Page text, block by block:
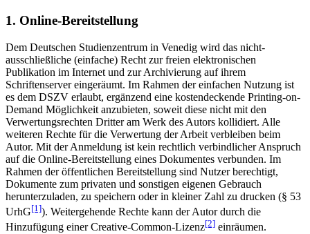
1. Online-Bereitstellung
Dem Deutschen Studienzentrum in Venedig wird das nicht-
ausschließliche (einfache) Recht zur freien elektronischen
Publikation im Internet und zur Archivierung auf ihrem
Schriftenserver eingeräumt. Im Rahmen der einfachen Nutzung ist
es dem DSZV erlaubt, ergänzend eine kostendeckende Printing-on-
Demand Möglichkeit anzubieten, soweit diese nicht mit den
Verwertungsrechten Dritter am Werk des Autors kollidiert. Alle
weiteren Rechte für die Verwertung der Arbeit verbleiben beim
Autor. Mit der Anmeldung ist kein rechtlich verbindlicher Anspruch
auf die Online-Bereitstellung eines Dokumentes verbunden. Im
Rahmen der öffentlichen Bereitstellung sind Nutzer berechtigt,
Dokumente zum privaten und sonstigen eigenen Gebrauch
herunterzuladen, zu speichern oder in kleiner Zahl zu drucken (§ 53
UrhG[1]). Weitergehende Rechte kann der Autor durch die
Hinzufügung einer Creative-Common-Lizenz[2] einräumen.